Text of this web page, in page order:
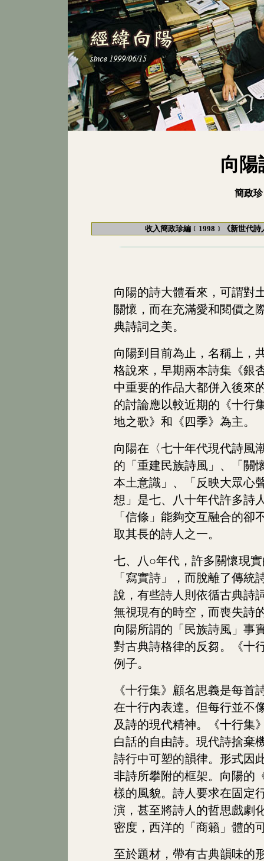
向陽
簡政珍
收入簡政珍編﹝1998﹞《新世代詩
向陽的詩大體看來，可謂對
關懷，而在充滿愛和閱價之
典詩詞之美。
向陽到目前為止，名稱上，
格說來，早期兩本詩集《銀
中重要的作品大都併入後來
的討論應以較近期的《十行
地之歌》和《四季》為主。
向陽在〈七十年代現代詩風
的「重建民族詩風」、「關
本土意識」、「反映大眾心
想」是七、八十年代許多詩
「信條」能夠交互融合的卻
取其長的詩人之一。
七、八○年代，許多關懷現
「寫實詩」，而脫離了傳統
說，有些詩人則依循古典詩
無視現有的時空，而喪失詩
向陽所謂的「民族詩風」事
對古典詩格律的反芻。《十
例子。
《十行集》顧名思義是每首
在十行內表達。但每行並不
及詩的現代精神。《十行集
白話的自由詩。現代詩捨棄
詩行中可塑的韻律。形式因
非詩所攀附的框架。向陽的
樣的風貌。詩人要求在固定
演，甚至將詩人的哲思戲劇
密度，西洋的「商籟」體的
至於題材，帶有古典韻味的